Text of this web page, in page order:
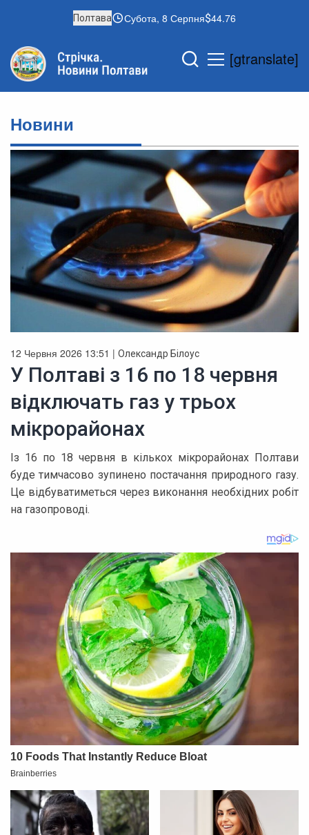
Полтава Субота, 8 Серпня 44.76
[gtranslate]
Новини
12 Червня 2026 13:51 | Олександр Білоус
У Полтаві з 16 по 18 червня
відключать газ у трьох
мікрорайонах
Із 16 по 18 червня в кількох мікрорайонах Полтави
буде тимчасово зупинено постачання природного газу.
Це відбуватиметься через виконання необхідних робіт
на газопроводі.